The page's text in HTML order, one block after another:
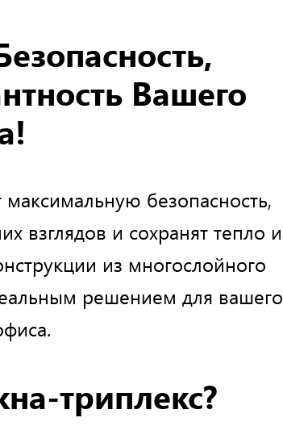
Вашего
безопасность,
взглядов и сохранят тепло и
из многослойного
решением для вашего
триплекс?